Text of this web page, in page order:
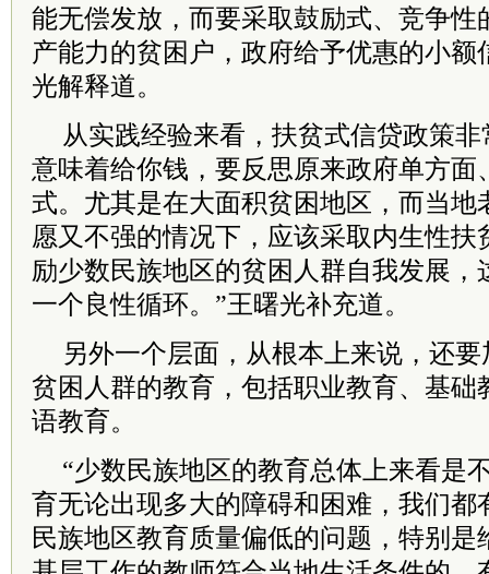
能无偿发放，而要采取鼓励式、竞争性
产能力的贫困户，政府给予优惠的小额
光解释道。
从实践经验来看，扶贫式信贷政策
意味着给你钱，要反思原来政府单方面
式。尤其是在大面积贫困地区，而当地
愿又不强的情况下，应该采取内生性扶
励少数民族地区的贫困人群自我发展，
一个良性循环。”王曙光补充道。
另外一个层面，从根本上来说，还
贫困人群的教育，包括职业教育、基础
语教育。
“少数民族地区的教育总体上来看是
育无论出现多大的障碍和困难，我们都
民族地区教育质量偏低的问题，特别是